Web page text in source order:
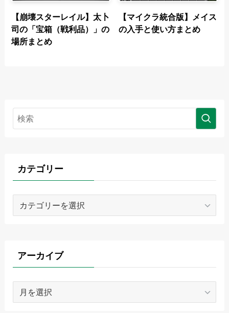
【崩壊スターレイル】太卜
司の「宝箱（戦利品）」の
場所まとめ
【マイクラ統合版】メイス
の入手と使い方まとめ
カテゴリー
ーアーカイブ